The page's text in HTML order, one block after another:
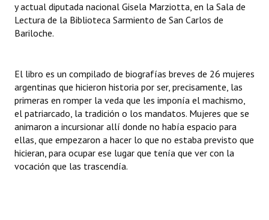
Noticias Destacadas
Registros y Distinciones
Premio al Mérito - Registro
Audiencias Públicas - Registro
Mujeres que Dejaron Huellas - Registro
Periodistas Decanos - Registro
y actual diputada nacional Gisela Marziotta, en la Sala de
Lectura de la Biblioteca Sarmiento de San Carlos de
Bariloche.
El libro es un compilado de biografías breves de 26 mujeres
argentinas que hicieron historia por ser, precisamente, las
primeras en romper la veda que les imponía el machismo,
el patriarcado, la tradición o los mandatos. Mujeres que se
animaron a incursionar allí donde no había espacio para
ellas, que empezaron a hacer lo que no estaba previsto que
hicieran, para ocupar ese lugar que tenía que ver con la
vocación que las trascendía.